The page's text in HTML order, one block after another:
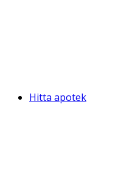
Hitta apotek